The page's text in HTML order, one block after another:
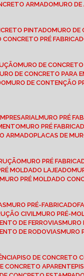
ARMADO
MURO
PINTADO MURO
CONCRETO PRÉ
MURO DE
MURO DE CONCRETO PARA
MURO DE CONTENÇÃO
MURO PRÉ
MURO PRÉ
ARMADO PLACAS DE
MURO PRÉ
MOLDADO LAJEADO
MURO PRÉ MOLDADO
MURO PRÉ-FABRICADO
CIVIL
MURO PRÉ-
DE FERROVIAS
DE RODOVIAS
PISO DE CONCRETO
CONCRETO APARENTE